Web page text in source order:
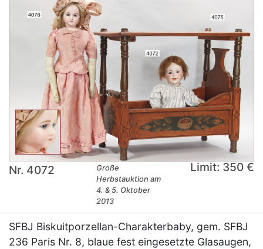
Nr. 4072
Große
Herbstauktion am
4. & 5. Oktober
2013
Limit: 350 €
SFBJ Biskuitporzellan-Charakterbaby, gem. SFBJ
236 Paris Nr. 8, blaue fest eingesetzte Glasaugen,